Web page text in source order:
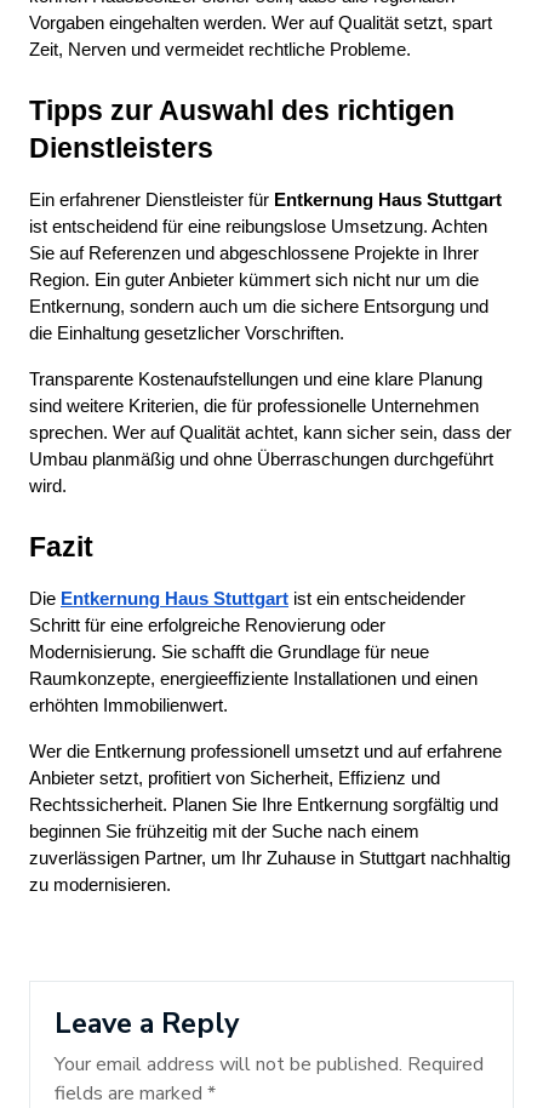
Vorgaben eingehalten werden. Wer auf Qualität setzt, spart
Zeit, Nerven und vermeidet rechtliche Probleme.
Tipps zur Auswahl des richtigen
Dienstleisters
Ein erfahrener Dienstleister für Entkernung Haus Stuttgart
ist entscheidend für eine reibungslose Umsetzung. Achten
Sie auf Referenzen und abgeschlossene Projekte in Ihrer
Region. Ein guter Anbieter kümmert sich nicht nur um die
Entkernung, sondern auch um die sichere Entsorgung und
die Einhaltung gesetzlicher Vorschriften.
Transparente Kostenaufstellungen und eine klare Planung
sind weitere Kriterien, die für professionelle Unternehmen
sprechen. Wer auf Qualität achtet, kann sicher sein, dass der
Umbau planmäßig und ohne Überraschungen durchgeführt
wird.
Fazit
Die Entkernung Haus Stuttgart ist ein entscheidender
Schritt für eine erfolgreiche Renovierung oder
Modernisierung. Sie schafft die Grundlage für neue
Raumkonzepte, energieeffiziente Installationen und einen
erhöhten Immobilienwert.
Wer die Entkernung professionell umsetzt und auf erfahrene
Anbieter setzt, profitiert von Sicherheit, Effizienz und
Rechtssicherheit. Planen Sie Ihre Entkernung sorgfältig und
beginnen Sie frühzeitig mit der Suche nach einem
zuverlässigen Partner, um Ihr Zuhause in Stuttgart nachhaltig
zu modernisieren.
Leave a Reply
Your email address will not be published. Required
fields are marked *